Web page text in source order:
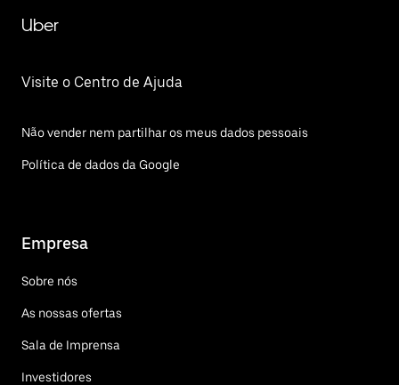
Uber
Visite o Centro de Ajuda
Não vender nem partilhar os meus dados pessoais
Política de dados da Google
Empresa
Sobre nós
As nossas ofertas
Sala de Imprensa
Investidores